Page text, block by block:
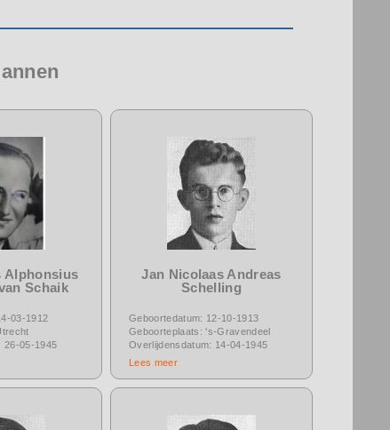
Alphonsius
Schaik
03-1912
26-05-1945
Jan Nicolaas Andreas
Schelling
Geboortedatum: 12-10-1913
Geboorteplaats: 's-Gravendeel
Overlijdensdatum: 14-04-1945
Lees meer